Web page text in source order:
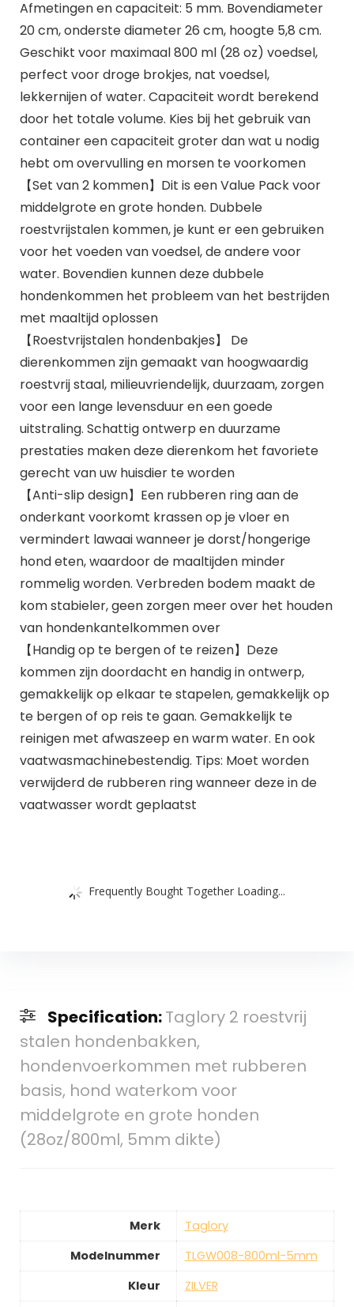
Afmetingen en capaciteit: 5 mm. Bovendiameter
20 cm, onderste diameter 26 cm, hoogte 5,8 cm.
Geschikt voor maximaal 800 ml (28 oz) voedsel,
perfect voor droge brokjes, nat voedsel,
lekkernijen of water. Capaciteit wordt berekend
door het totale volume. Kies bij het gebruik van
container een capaciteit groter dan wat u nodig
hebt om overvulling en morsen te voorkomen
【Set van 2 kommen】Dit is een Value Pack voor
middelgrote en grote honden. Dubbele
roestvrijstalen kommen, je kunt er een gebruiken
voor het voeden van voedsel, de andere voor
water. Bovendien kunnen deze dubbele
hondenkommen het probleem van het bestrijden
met maaltijd oplossen
【Roestvrijstalen hondenbakjes】 De
dierenkommen zijn gemaakt van hoogwaardig
roestvrij staal, milieuvriendelijk, duurzaam, zorgen
voor een lange levensduur en een goede
uitstraling. Schattig ontwerp en duurzame
prestaties maken deze dierenkom het favoriete
gerecht van uw huisdier te worden
【Anti-slip design】Een rubberen ring aan de
onderkant voorkomt krassen op je vloer en
vermindert lawaai wanneer je dorst/hongerige
hond eten, waardoor de maaltijden minder
rommelig worden. Verbreden bodem maakt de
kom stabieler, geen zorgen meer over het houden
van hondenkantelkommen over
【Handig op te bergen of te reizen】Deze
kommen zijn doordacht en handig in ontwerp,
gemakkelijk op elkaar te stapelen, gemakkelijk op
te bergen of op reis te gaan. Gemakkelijk te
reinigen met afwaszeep en warm water. En ook
vaatwasmachinebestendig. Tips: Moet worden
verwijderd de rubberen ring wanneer deze in de
vaatwasser wordt geplaatst
Frequently Bought Together Loading...
Specification:Taglory 2 roestvrij
stalen hondenbakken,
hondenvoerkommen met rubberen
basis, hond waterkom voor
middelgrote en grote honden
(28oz/800ml, 5mm dikte)
Merk
‎Taglory
Modelnummer
‎TLGW008-800ml-5mm
Kleur
‎ZILVER